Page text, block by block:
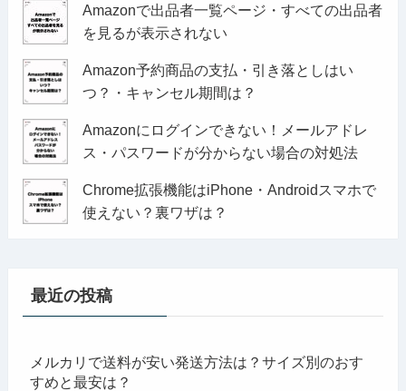
Amazonで出品者一覧ページ・すべての出品者
を見るが表示されない
Amazon予約商品の支払・引き落としはい
つ？・キャンセル期間は？
Amazonにログインできない！メールアドレ
ス・パスワードが分からない場合の対処法
Chrome拡張機能はiPhone・Androidスマホで
使えない？裏ワザは？
最近の投稿
メルカリで送料が安い発送方法は？サイズ別のおす
すめと最安は？